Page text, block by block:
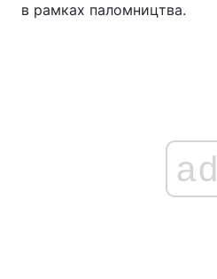
в рамках паломництва.
ad